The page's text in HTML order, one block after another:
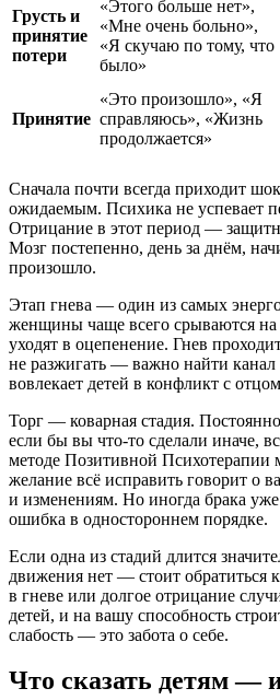
Грусть и
принятие
потери
«Этого больше нет»,
«Мне очень больно»,
«Я скучаю по тому, что
было»
Принятие
«Это произошло», «Я
справляюсь», «Жизнь
продолжается»
Сначала почти всегда приходит
ожидаемым. Психика не успевает
Отрицание в этот период —
Мозг постепенно, день за днём,
произошло.
Этап гнева — один из самых
женщины чаще всего срываются на
уходят в оцепенение. Гнев
не разжигать — важно найти
вовлекает детей в конфликт с
Торг — коварная стадия.
если бы вы что-то сделали иначе,
методе Позитивной Психотерапии
желание всё исправить говорит о
и изменениям. Но иногда брака
ошибка в одностороннем порядке.
Если одна из стадий длится
движения нет — стоит обратиться
в гневе или долгое отрицание
детей, и на вашу способность
слабость — это забота о себе.
Что сказать детям —